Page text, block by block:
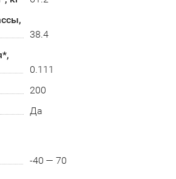
38.4
0.111
200
Да
-40 — 70